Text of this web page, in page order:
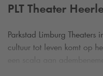
PLT Theater
Parkstad Limburg
cultuur tot leven komt op
een scala aan